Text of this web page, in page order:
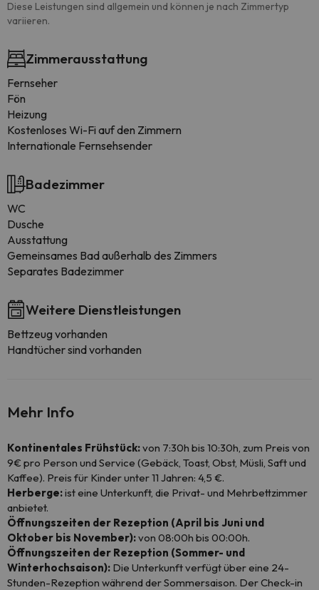
Diese Leistungen sind allgemein und können je nach Zimmertyp
variieren.
Zimmerausstattung
Fernseher
Fön
Heizung
Kostenloses Wi-Fi auf den Zimmern
Internationale Fernsehsender
Badezimmer
WC
Dusche
Ausstattung
Gemeinsames Bad außerhalb des Zimmers
Separates Badezimmer
Weitere Dienstleistungen
Bettzeug vorhanden
Handtücher sind vorhanden
Mehr Info
Kontinentales Frühstück:von 7:30h bis 10:30h, zum Preis von
9€ pro Person und Service (Gebäck, Toast, Obst, Müsli, Saft und
Kaffee). Preis für Kinder unter 11 Jahren: 4,5 €.
Herberge:ist eine Unterkunft, die Privat- und Mehrbettzimmer
anbietet.
Öffnungszeiten der Rezeption (April bis Juni und
Oktober bis November):von 08:00h bis 00:00h.
Öffnungszeiten der Rezeption (Sommer- und
Winterhochsaison): Die Unterkunft verfügt über eine 24-
Stunden-Rezeption während der Sommersaison. Der Check-in